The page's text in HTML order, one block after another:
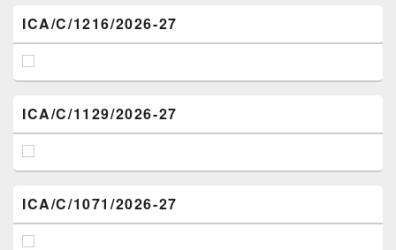
ICA/C/1216/2026-27
ICA/C/1129/2026-27
ICA/C/1071/2026-27